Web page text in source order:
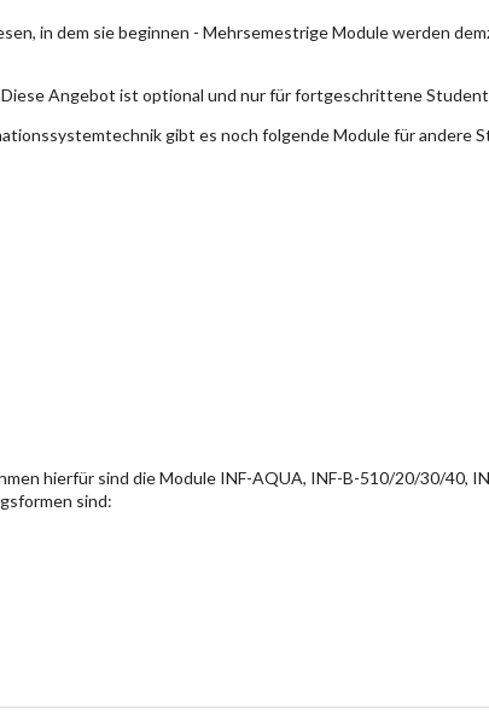
in dem sie beginnen - Mehrsemestrige Module werden
Angebot ist optional und nur für fortgeschrittene
gibt es noch folgende Module für andere
hierfür sind die Module INF-AQUA, INF-B-510/20/30/40,
sind: